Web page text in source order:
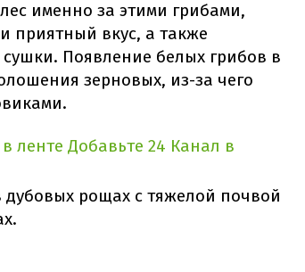
именно за этими грибами,
приятный вкус, а также
сушки. Появление белых грибов в
зерновых, из-за чего
ленте Добавьте 24 Канал в
рощах с тяжелой почвой